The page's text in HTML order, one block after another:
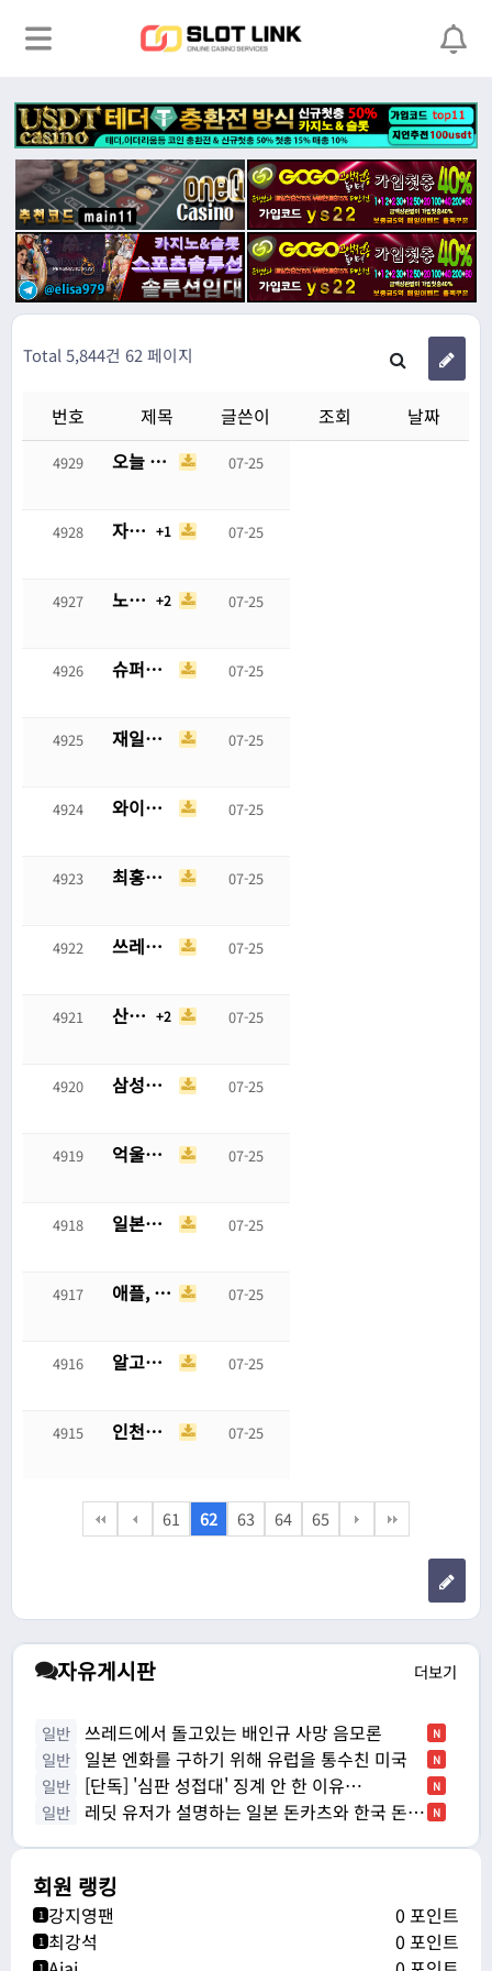
자유게시판 더보기
일반 쓰레드에서 돌고있는 배인규 사망 음모론 N
일반 일본 엔화를 구하기 위해 유럽을 통수친 미국 N
일반 [단독] '심판 성접대' 징계 안 한 이유… N
일반
레딧 유저가 설명하는 일본 돈카츠와 한국 돈까 N
회원 랭킹
1 강지영팬 0 포인트
1 최강석 0 포인트
1
Total 5,844건 62 페이지
번호 제목 글쓴이 조회 날짜
4929 오늘 애플 때문에 독일 배터리 회사 파산 07-25
4928 자기 손 뿌리쳤다고 8살 여아 배를 때려 실신시킨 50대 1 07-25
4927 노가다 건설현장에서 일하다가 더위로 실신하면 생기는 일 2 07-25
4926 슈퍼스타에게 DM 받고 5년 사귄 남친 버린 여자 07-25
4925 재일이 딥스테이트냐 07-25
4924 와이프가 바람났는데 이상하게 화가나지 않는다는 블라인 07-25
4923 최홍만이 아줌마라해서 긁힌 아줌마들 07-25
4922 쓰레드 5만명이 투표한 주제 07-25
4921 산고와 키라라 코스프레 2 07-25
4920 삼성병원 피셜 건강한 체중 07-25
4919 억울하게 병원비 내야해서 소송건 사람 07-25
4918 일본의 셀프 계산대 악용 사례 07-25
4917 애플, 독일 배터리 회사 파산 시킴 07-25
4916 알고보면 K-pop에서 손꼽히는 슬픈 노래 07-25
4915 인천에서 권총 든 카우보이 07-25
61 62 63 64 65